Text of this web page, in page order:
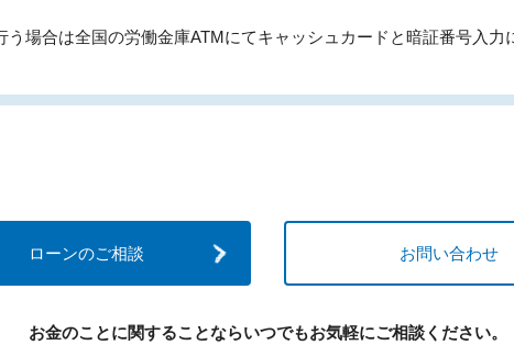
場合は全国の労働金庫ATMにてキャッシュカードと暗証番号入力
ローンのご相談 お問い合わせ
お金のことに関することならいつでもお気軽にご相談ください。